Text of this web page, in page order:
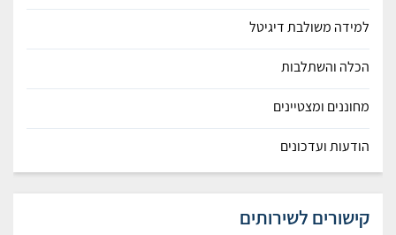
למידה משולבת דיגיטל
הכלה והשתלבות
מחוננים ומצטיינים
הודעות ועדכונים
קישורים לשירותים